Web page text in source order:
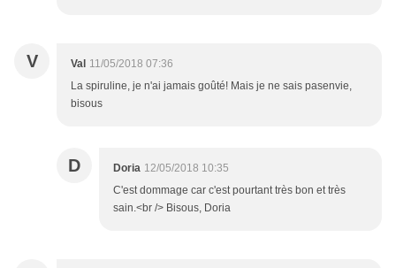
V Val 11/05/2018 07:36
La spiruline, je n'ai jamais goûté! Mais je ne sais pasenvie,
bisous
D Doria 12/05/2018 10:35
C'est dommage car c'est pourtant très bon et très
sain.<br /> Bisous, Doria